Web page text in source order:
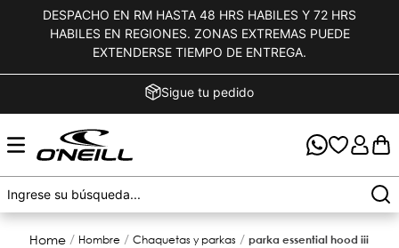
DESPACHO EN RM HASTA 48 HRS HABILES Y 72 HRS
HABILES EN REGIONES. ZONAS EXTREMAS PUEDE
EXTENDERSE TIEMPO DE ENTREGA.
Sigue tu pedido
hombre chaquetas y parkas
parka essential hood iii